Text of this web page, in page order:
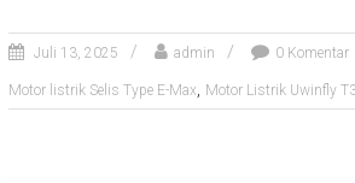
Juli 13, 2025 admin 0 Komentar
Motor listrik Selis Type E-Max, Motor Listrik Uwinfly